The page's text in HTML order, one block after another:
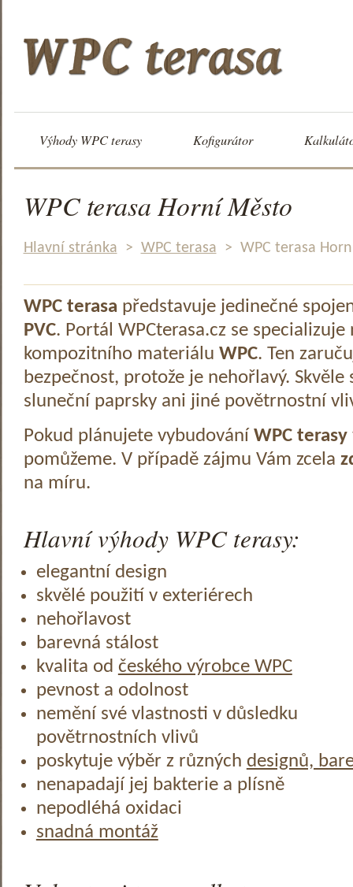
Výhody WPC terasy Kofigurátor
WPC terasa Horní Město
Hlavní stránka > WPC terasa > WPC terasa
WPC terasa představuje jedinečné
PVC. Portál WPCterasa.cz se specializuje
kompozitního materiálu WPC. Ten
bezpečnost, protože je nehořlavý.
sluneční paprsky ani jiné povětrnostní
Pokud plánujete vybudování WPC terasy
pomůžeme. V případě zájmu Vám zcela
na míru.
Hlavní výhody WPC terasy:
elegantní design
skvělé použití v exteriérech
nehořlavost
barevná stálost
kvalita od českého výrobce WPC
pevnost a odolnost
nemění své vlastnosti v důsledku
povětrnostních vlivů
poskytuje výběr z různých designů,
nenapadají jej bakterie a plísně
nepodléhá oxidaci
snadná montáž